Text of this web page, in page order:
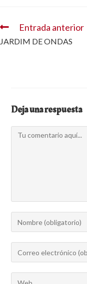
Entrada anterior
JARDIM DE ONDAS
Deja una respuesta